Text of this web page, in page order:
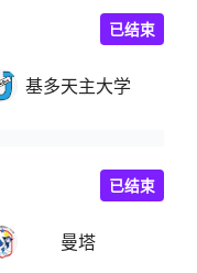
基多天主大学
已结束
曼塔
已结束